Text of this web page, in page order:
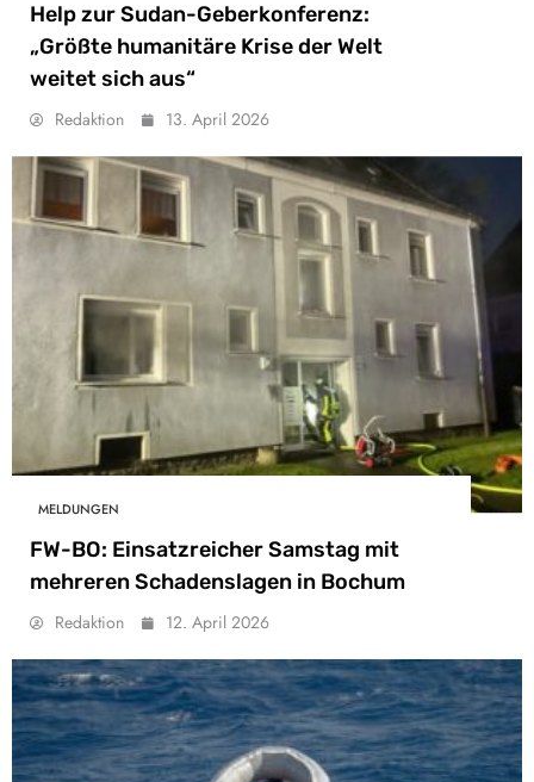
Help zur Sudan-Geberkonferenz:
„Größte humanitäre Krise der Welt
weitet sich aus“
Redaktion 13. April 2026
MELDUNGEN
FW-BO: Einsatzreicher Samstag mit
mehreren Schadenslagen in Bochum
Redaktion 12. April 2026